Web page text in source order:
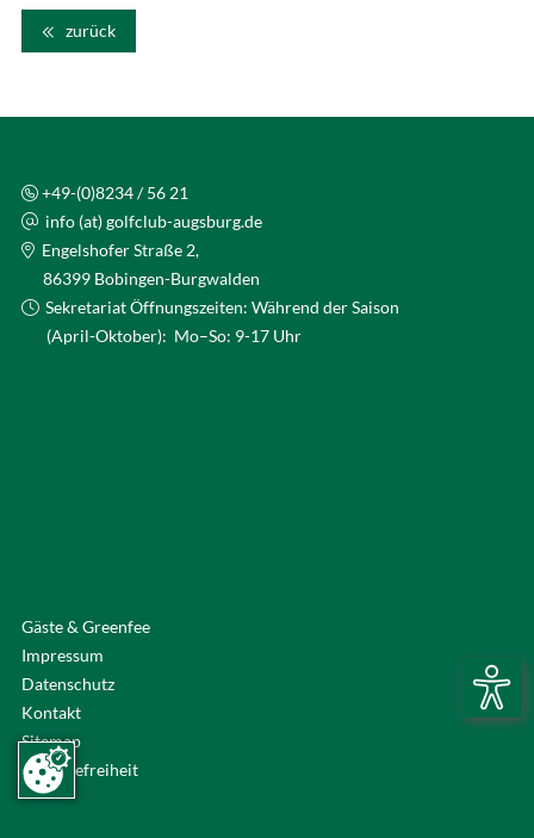
zurück
+49-(0)8234 / 56 21
info (at) golfclub-augsburg.de
Engelshofer Straße 2,
86399 Bobingen-Burgwalden
Sekretariat Öffnungszeiten: Während der Saison
(April-Oktober): Mo–So: 9-17 Uhr
Gäste & Greenfee
Impressum
Datenschutz
Kontakt
Sitemap
Barrierefreiheit